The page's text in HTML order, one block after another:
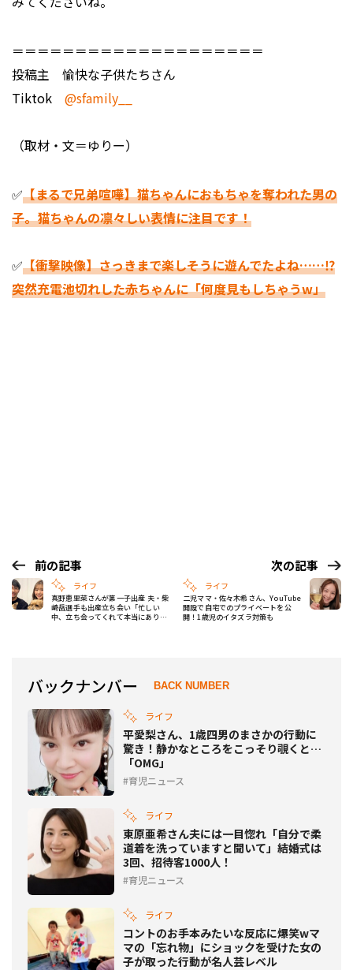
＝＝＝＝＝＝＝＝＝＝＝＝＝＝＝＝＝＝＝＝
投稿主 愉快な子供たちさん
Tiktok @sfamily__
（取材・文＝ゆりー）
✅【まるで兄弟喧嘩】猫ちゃんにおもちゃを奪われた男の
子。猫ちゃんの凛々しい表情に注目です！
✅【衝撃映像】さっきまで楽しそうに遊んでたよね……⁉
突然充電池切れした赤ちゃんに「何度見もしちゃうw」
前の記事
ライフ
真野恵里菜さんが第一子出産 夫・柴
崎岳選手も出産立ち会い「忙しい
中、立ち会ってくれて本当にありが
次の記事
ライフ
二児ママ・佐々木希さん、YouTube
開設で自宅でのプライベートを公
開！1歳児のイタズラ対策も
バックナンバー BACK NUMBER
ライフ
平愛梨さん、1歳四男のまさかの行動に
驚き！静かなところをこっそり覗くと…
「OMG」
育児ニュース
ライフ
東原亜希さん夫には一目惚れ「自分で柔
道着を洗っていますと聞いて」結婚式は
3回、招待客1000人！
育児ニュース
ライフ
コントのお手本みたいな反応に爆笑wマ
マの「忘れ物」にショックを受けた女の
子が取った行動が名人芸レベル